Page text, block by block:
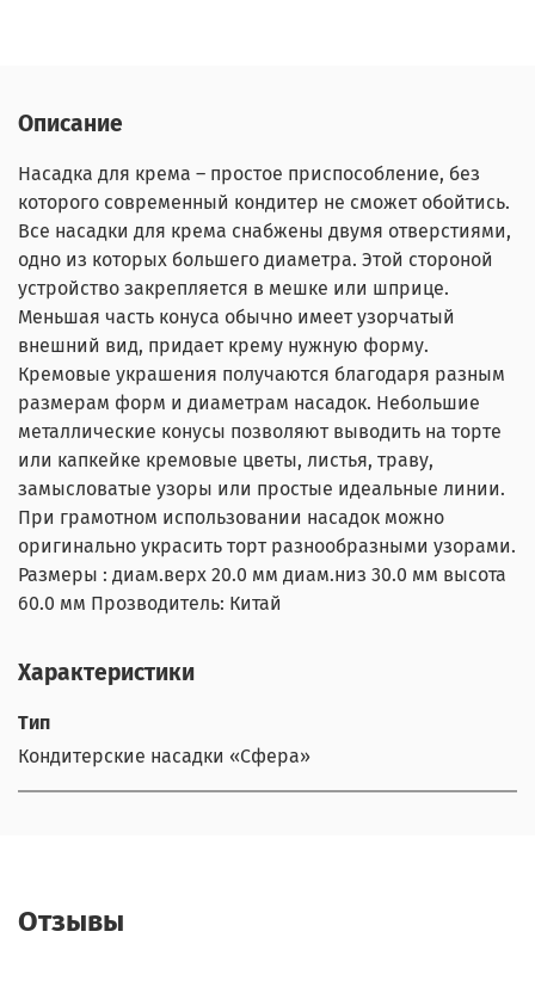
Описание
Насадка для крема – простое приспособление, без
которого современный кондитер не сможет обойтись.
Все насадки для крема снабжены двумя отверстиями,
одно из которых большего диаметра. Этой стороной
устройство закрепляется в мешке или шприце.
Меньшая часть конуса обычно имеет узорчатый
внешний вид, придает крему нужную форму.
Кремовые украшения получаются благодаря разным
размерам форм и диаметрам насадок. Небольшие
металлические конусы позволяют выводить на торте
или капкейке кремовые цветы, листья, траву,
замысловатые узоры или простые идеальные линии.
При грамотном использовании насадок можно
оригинально украсить торт разнообразными узорами.
Размеры : диам.верх 20.0 мм диам.низ 30.0 мм высота
60.0 мм Прозводитель: Китай
Характеристики
Тип
Кондитерские насадки «Сфера»
Отзывы